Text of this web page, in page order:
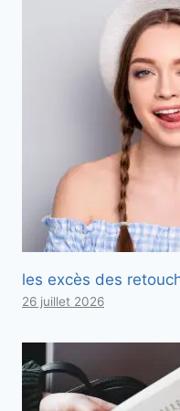
les excès des
26 juillet 2026